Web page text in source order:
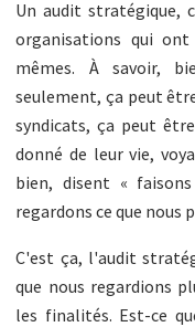
Un audit stratégique,
organisations qui
mêmes. À savoir,
seulement, ça peut
syndicats, ça peut
donné de leur vie,
bien, disent «
regardons ce que nous
C'est ça, l'audit
que nous regardions
les finalités. Est-ce